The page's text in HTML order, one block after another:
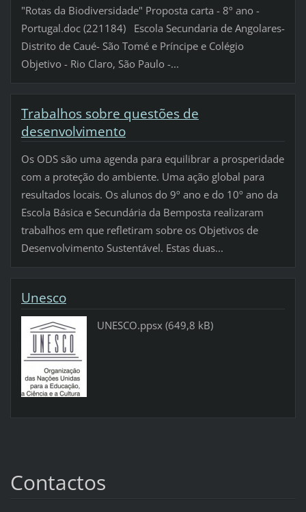
"Rotas da Biodiversidade" Proposta carta - 8º ano -
Portugal.doc (221184) Escola Secundaria de Angolares-
Distrito de Caué- São Tomé e Príncipe e Colégio
Objetivo - Rio Claro, São Paulo -...
Trabalhos sobre questões de
desenvolvimento
Os ODS são uma agenda para equilibrar a prosperidade
com a proteção do ambiente. Uma ação global para
resultados locais. Os alunos do 9º ano e do 10º ano da
Escola Básica e Secundária da Bemposta realizaram
trabalhos em que refletiram sobre os Objetivos de
Desenvolvimento Sustentável. Estas duas...
Unesco
UNESCO.ppsx (649,8 kB)
Contactos